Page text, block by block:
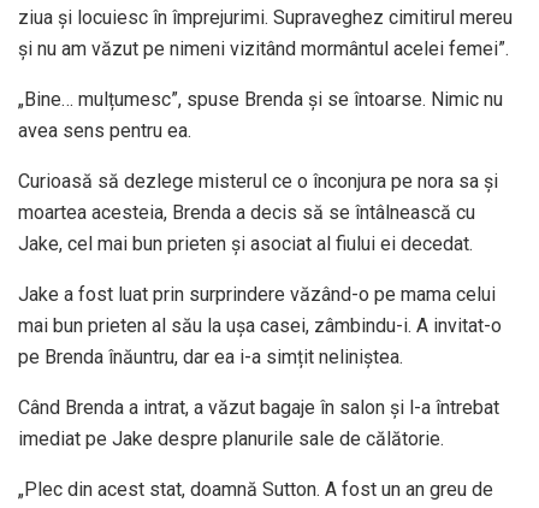
ziua și locuiesc în împrejurimi. Supraveghez cimitirul mereu
și nu am văzut pe nimeni vizitând mormântul acelei femei”.
„Bine… mulțumesc”, spuse Brenda și se întoarse. Nimic nu
avea sens pentru ea.
Curioasă să dezlege misterul ce o înconjura pe nora sa și
moartea acesteia, Brenda a decis să se întâlnească cu
Jake, cel mai bun prieten și asociat al fiului ei decedat.
Jake a fost luat prin surprindere văzând-o pe mama celui
mai bun prieten al său la ușa casei, zâmbindu-i. A invitat-o
pe Brenda înăuntru, dar ea i-a simțit neliniștea.
Când Brenda a intrat, a văzut bagaje în salon și l-a întrebat
imediat pe Jake despre planurile sale de călătorie.
„Plec din acest stat, doamnă Sutton. A fost un an greu de